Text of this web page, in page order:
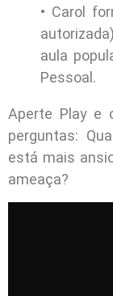
• Carol
aula
Pessoal.
Aperte Play e
perguntas:
está mais
ameaça?